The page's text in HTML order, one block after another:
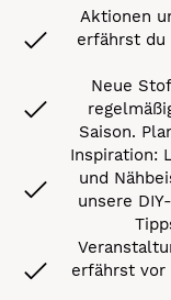
Aktionen
erfährst du
Neue
Saison.
Inspiration:
und
unsere
erfährst vor